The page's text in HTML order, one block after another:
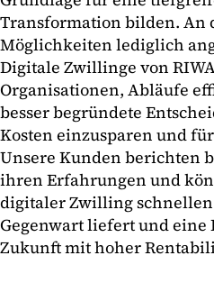
Transformation bilden. An
Möglichkeiten lediglich
Digitale Zwillinge von
Organisationen, Abläufe
besser begründete
Kosten einzusparen und
Unsere Kunden berichten
ihren Erfahrungen und
digitaler Zwilling
Gegenwart liefert und
Zukunft mit hoher